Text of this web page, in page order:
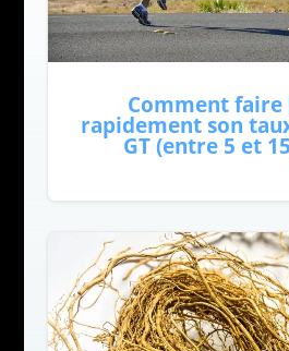
Comment faire
rapidement son
GT (entre 5 et